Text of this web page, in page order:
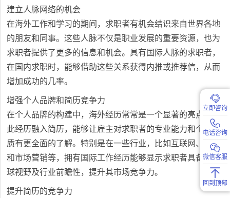
建立人脉网络的机会
在海外工作和学习的期间，求职者有机会结识来自世界各地
的朋友和同事。这些人脉不仅是职业发展的重要资源，也为
求职者提供了更多的信息和机会。具有国际人脉的求职者，
在国内求职时，能够借助这些关系获得内推或推荐信，从而
增加成功的几率。
增强个人品牌和简历竞争力
在个人品牌的构建中，海外经历常常是一个显著的亮点。将
此经历融入简历，能够让雇主对求职者的专业能力和个人素
质有更全面的了解。特别是在一些行业，比如互联网、金融
和市场营销等，拥有国际工作经历能够显示求职者具备的全
球视野及行业前瞻性，提升其市场竞争力。
提升简历的竞争力
立即咨询
电话咨询
微信客服
回到顶部